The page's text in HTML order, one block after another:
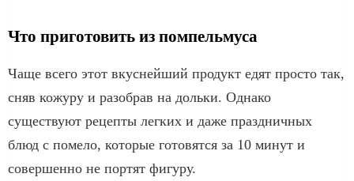
Что приготовить из помпельмуса
Чаще всего этот вкуснейший продукт едят просто так,
сняв кожуру и разобрав на дольки. Однако
существуют рецепты легких и даже праздничных
блюд с помело, которые готовятся за 10 минут и
совершенно не портят фигуру.